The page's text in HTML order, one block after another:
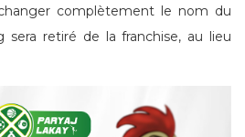
complètement le nom du
retiré de la franchise, au lieu